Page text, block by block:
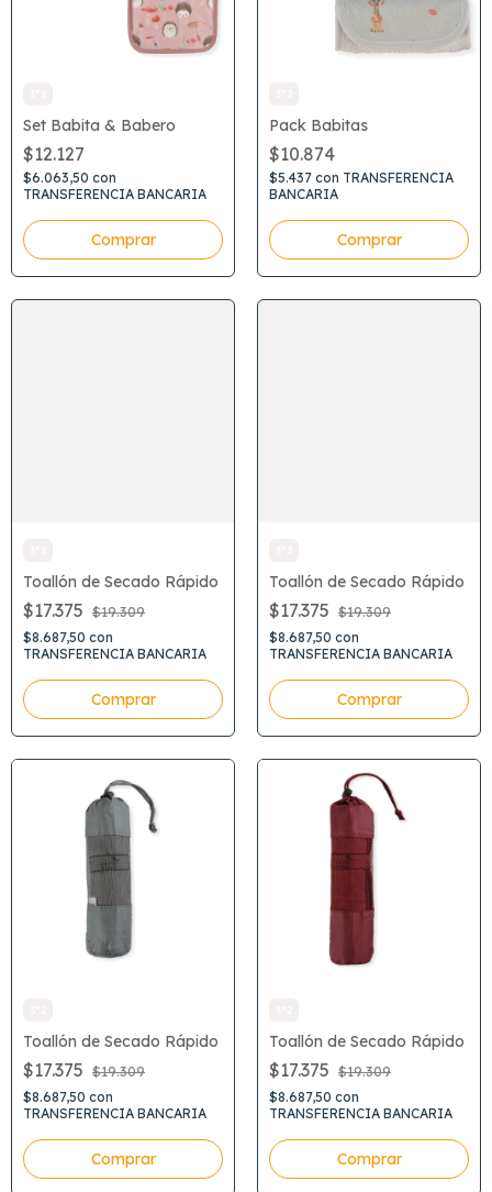
Set Babita & Babero
$12.127
$6.063,50 con
TRANSFERENCIA BANCARIA
Pack Babitas
$10.874
$5.437 con TRANSFERENCIA
BANCARIA
Toallón de Secado Rápido
$17.375 $19.309
$8.687,50 con
TRANSFERENCIA BANCARIA
Toallón de Secado Rápido
$17.375 $19.309
$8.687,50 con
TRANSFERENCIA BANCARIA
Toallón de Secado Rápido
$17.375 $19.309
$8.687,50 con
TRANSFERENCIA BANCARIA
Toallón de Secado Rápido
$17.375 $19.309
$8.687,50 con
TRANSFERENCIA BANCARIA